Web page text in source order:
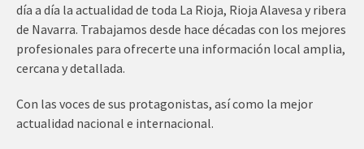
día a día la actualidad de toda La Rioja, Rioja Alavesa y ribera
de Navarra. Trabajamos desde hace décadas con los mejores
profesionales para ofrecerte una información local amplia,
cercana y detallada.
Con las voces de sus protagonistas, así como la mejor
actualidad nacional e internacional.